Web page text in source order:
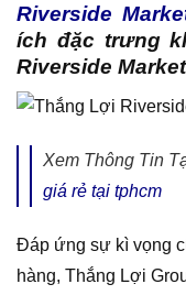
Riverside
ích đặc trưng
Riverside
Xem Thông Tin
giá rẻ tại tphcm
Đáp ứng sự kì vọng
hàng, Thắng Lợi